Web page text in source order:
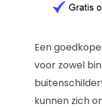
Een
voor zowel
kunnen zich